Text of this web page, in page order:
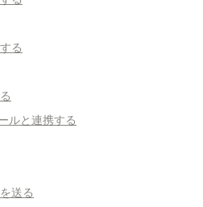
る
ルと連携する
送る